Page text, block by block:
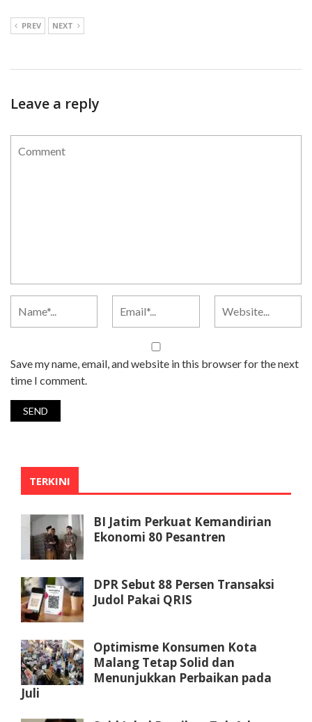
PREV NEXT
Leave a reply
Save my name, email, and website in this browser for the next
time I comment.
TERKINI
BI Jatim Perkuat Kemandirian
Ekonomi 80 Pesantren
DPR Sebut 88 Persen Transaksi
Judol Pakai QRIS
Optimisme Konsumen Kota
Malang Tetap Solid dan
Menunjukkan Perbaikan pada
Juli